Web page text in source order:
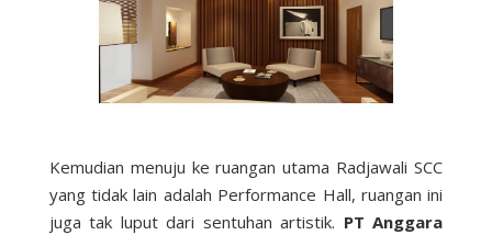
Kemudian menuju ke ruangan utama Radjawali SCC
yang tidak lain adalah Performance Hall, ruangan ini
juga tak luput dari sentuhan artistik. PT Anggara